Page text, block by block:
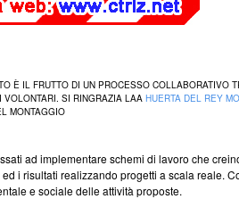
È IL FRUTTO DI UN PROCESSO
VOLONTARI. SI RINGRAZIA LAA HUERTA DEL REY
MONTAGGIO
ad implementare schemi di lavoro che
i risultati realizzando progetti a scala reale.
e sociale delle attività proposte.